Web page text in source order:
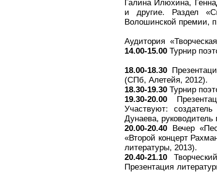
Галина Илюхина,
и другие. Раздел
Волошинской премии,
Аудитория
14.00-15.00 Турнир
18.00-18.30
(СПб, Алетейя, 2012).
18.30-19.30 Турнир
19.30-20.00
Участвуют:
Дунаева,
20.00-20.40 Вечер
«Второй концерт
литературы, 2013).
20.40-21.10
Презентация